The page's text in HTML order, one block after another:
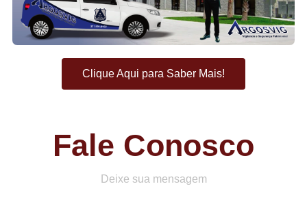
Clique Aqui para Saber Mais!
Fale Conosco
Deixe sua mensagem